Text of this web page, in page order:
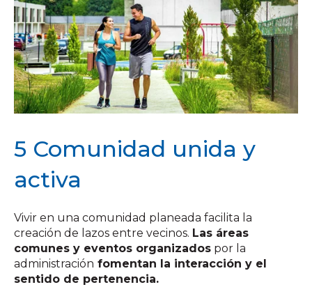
5 Comunidad unida y
activa
Vivir en una comunidad planeada facilita la
creación de lazos entre vecinos. Las áreas
comunes y eventos organizados por la
administración fomentan la interacción y el
sentido de pertenencia.